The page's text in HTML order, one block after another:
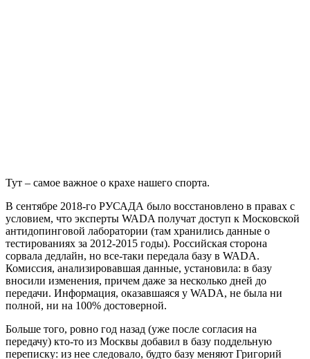
Тут – самое важное о крахе нашего спорта.
В сентябре 2018-го РУСАДА было восстановлено в правах с
условием, что эксперты WADA получат доступ к Московской
антидопинговой лаборатории (там хранились данные о
тестированиях за 2012-2015 годы). Российская сторона
сорвала дедлайн, но все-таки передала базу в WADA.
Комиссия, анализировавшая данные, установила: в базу
вносили изменения, причем даже за несколько дней до
передачи. Информация, оказавшаяся у WADA, не была ни
полной, ни на 100% достоверной.
Больше того, ровно год назад (уже после согласия на
передачу) кто-то из Москвы добавил в базу поддельную
переписку: из нее следовало, будто базу меняют Григорий